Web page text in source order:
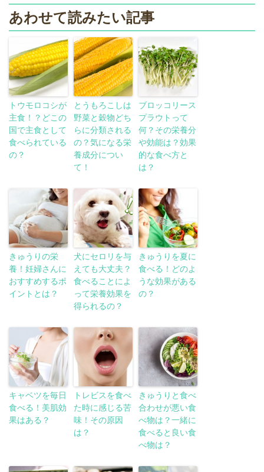
あわせて読みたい記事
トウモロコシが
主食！？どこの
国で主食として
食べられている
の？
とうもろこしは
野菜と穀物どち
らに分類される
の？気になる栄
養成分につい
て！
ブロッコリース
プラウトって
何？その栄養分
や効能は？効果
的な食べ方と
は？
きゅうりの栄
養！妊婦さんに
おすすめするポ
イントとは？
犬にセロリを与
えても大丈夫？
食べることによ
って栄養効果を
得られるの？
きゅうりを夏に
食べる！どのよ
うな効果がある
の？
キャベツを毎日
食べる！美肌効
果はある？
トレビスを食べ
た時に感じる苦
味！その原因
は？
きゅうりと食べ
合わせが悪い食
べ物は？一緒に
食べると良い食
べ物は？